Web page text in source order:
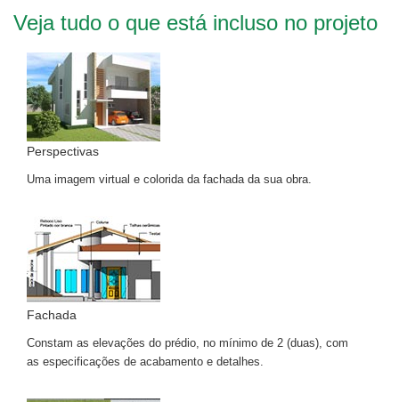
Veja tudo o que está incluso no projeto
Perspectivas
Uma imagem virtual e colorida da fachada da sua obra.
Fachada
Constam as elevações do prédio, no mínimo de 2 (duas), com
as especificações de acabamento e detalhes.